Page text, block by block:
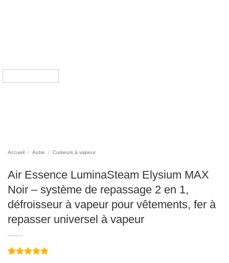
Accueil / Autre / Cuiseurs à vapeur
Air Essence LuminaSteam Elysium MAX
Noir – système de repassage 2 en 1,
défroisseur à vapeur pour vêtements, fer à
repasser universel à vapeur